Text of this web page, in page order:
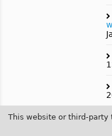
This website or third-party